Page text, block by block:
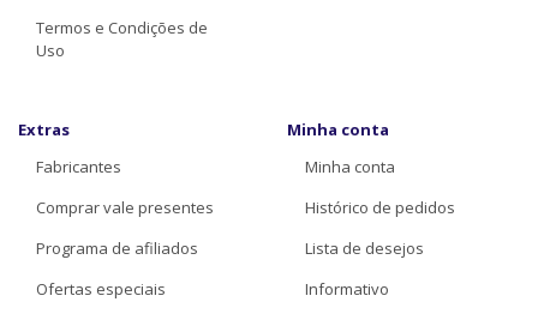
Termos e Condições de
Uso
Extras
Fabricantes
Comprar vale presentes
Programa de afiliados
Ofertas especiais
Minha conta
Minha conta
Histórico de pedidos
Lista de desejos
Informativo